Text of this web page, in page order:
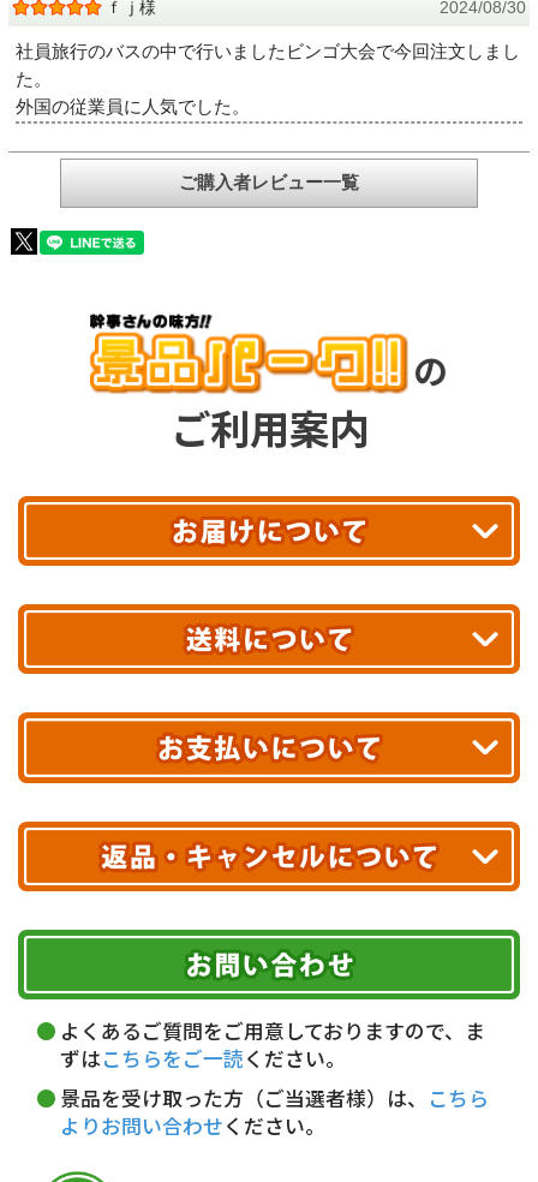
ｆｊ様 2024/08/30
社員旅行のバスの中で行いましたビンゴ大会で今回注文しまし
た。
外国の従業員に人気でした。
ご購入者レビュー一覧
の
ご利用案内
最短翌日お届け!
あす着エリアが対象です。
エリアやお届け日の確認はこちら▶
※ 配送業者による配送遅延が生じる可能性がございます。
※ 沖縄・離島はお届けできません。
送料無料!
10,000円未満 全国一律1,100円(税込)
配送業者
ヤマト運輸
お届け可能時間帯
午前中 14～16時
16～18時
18～20時
19～21時 指定なし
クレジットカード
代金引換(現金のみ)
5,000円未満…330円(税込)
銀行振込(前払い)
期限を含むルール（条件）や、お客様にご負担い
ただく費用がございます。
詳しくはこちら▶
よくあるご質問をご用意しておりますので、ま
ずはこちらをご一読ください。
景品を受け取った方（ご当選者様）は、 こちら
よりお問い合わせください。